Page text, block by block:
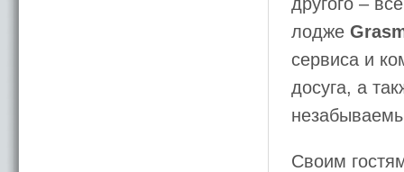
лодже
сервиса и
досуга, а
Своим